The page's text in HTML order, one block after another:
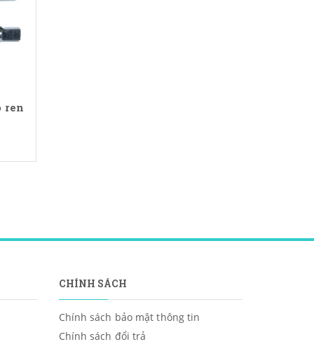
ren
CHÍNH SÁCH
Chính sách bảo mật thông tin
Chính sách đổi trả